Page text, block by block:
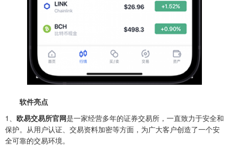
软件亮点
1、 欧易交易所官网是一家经营多年的证券交易所，一直致力于安全和
保护。从用户认证、交易资料加密等方面，为广大客户创造了一个安
全可靠的交易环境。